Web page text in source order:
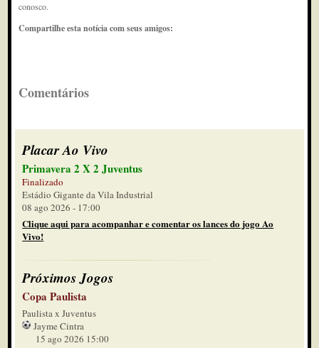
conosco.
Compartilhe esta notícia com seus amigos:
Comentários
Placar Ao Vivo
Primavera 2 X 2 Juventus
Finalizado
Estádio Gigante da Vila Industrial
08 ago 2026 - 17:00
Clique aqui para acompanhar e comentar os lances do jogo Ao
Vivo!
Próximos Jogos
Copa Paulista
Paulista x Juventus
Jayme Cintra
15 ago 2026 15:00